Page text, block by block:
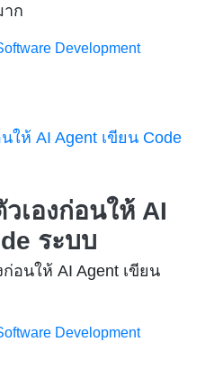
าก
Development
เองก่อนให้ AI
ระบบ
อนให้ AI Agent เขียน
Development